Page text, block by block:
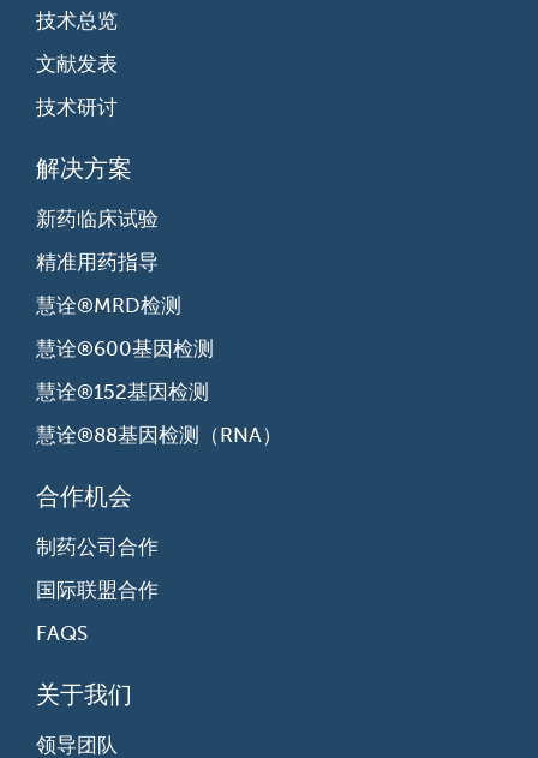
技术总览
文献发表
技术研讨
解决方案
新药临床试验
精准用药指导
慧诠®MRD检测
慧诠®600基因检测
慧诠®152基因检测
慧诠®88基因检测（RNA）
合作机会
制药公司合作
国际联盟合作
FAQS
关于我们
领导团队